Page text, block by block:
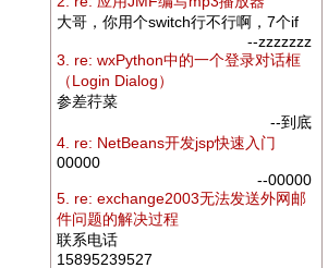
大哥，你用个switch行不行啊，7个if
--zzzzzzz
3. re: wxPython中的一个登录对话框
（Login Dialog）
参差荇菜
--到底
4. re: NetBeans开发jsp快速入门
00000
--00000
5. re: exchange2003无法发送外网邮
件问题的解决过程
联系电话
15895239527